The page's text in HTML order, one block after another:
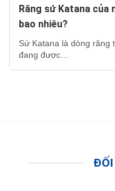
Răng sứ Katana của
bao nhiêu?
Sứ Katana là dòng răng
đang được…
ĐỐI